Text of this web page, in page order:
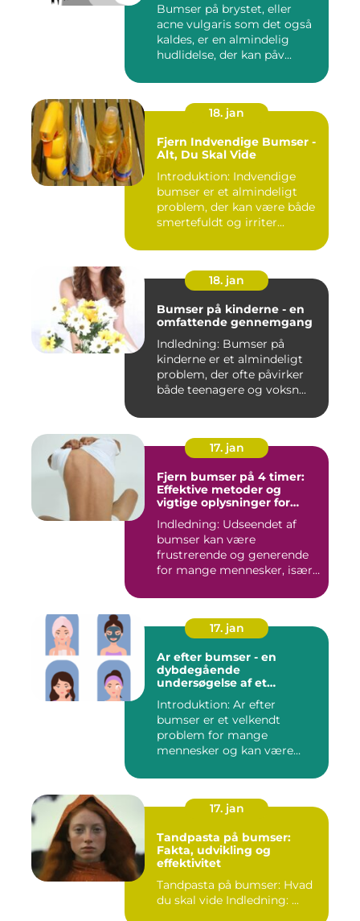
Bumser på brystet, eller
acne vulgaris som det også
kaldes, er en almindelig
hudlidelse, der kan påv...
18. jan
Fjern Indvendige Bumser -
Alt, Du Skal Vide
Introduktion: Indvendige
bumser er et almindeligt
problem, der kan være både
smertefuldt og irriter...
18. jan
Bumser på kinderne - en
omfattende gennemgang
Indledning: Bumser på
kinderne er et almindeligt
problem, der ofte påvirker
både teenagere og voksn...
17. jan
Fjern bumser på 4 timer:
Effektive metoder og
vigtige oplysninger for
forbrugere
Indledning: Udseendet af
bumser kan være
frustrerende og generende
for mange mennesker, især
17. jan
Ar efter bumser - en
dybdegående
undersøgelse af et
skønhedsproblem
Introduktion: Ar efter
bumser er et velkendt
problem for mange
mennesker og kan være
17. jan
Tandpasta på bumser:
Fakta, udvikling og
effektivitet
Tandpasta på bumser: Hvad
du skal vide Indledning: ...